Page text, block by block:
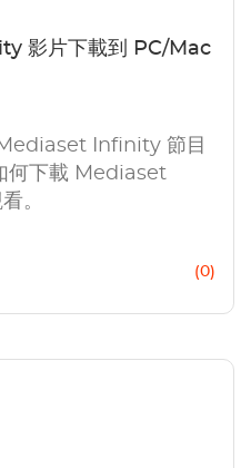
影片下載到 PC/Mac
Infinity 節目
何下載 Mediaset
。
(0)